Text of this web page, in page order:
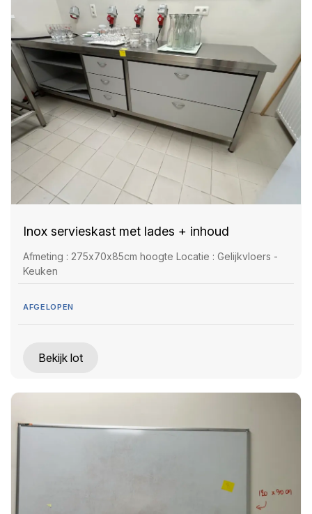
Inox servieskast met lades + inhoud
Afmeting : 275x70x85cm hoogte Locatie : Gelijkvloers -
Keuken
AFGELOPEN
Bekijk lot